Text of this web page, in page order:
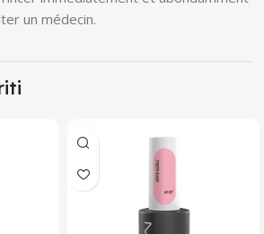
un médecin.